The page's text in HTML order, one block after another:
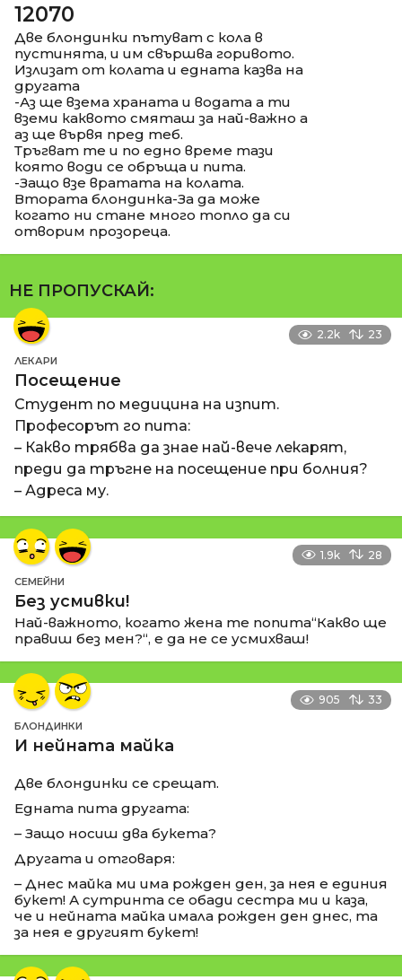
12070
Две блондинки пътуват с кола в
пустинята, и им свършва горивото.
Излизат от колата и едната казва на
другата
-Аз ще взема храната и водата а ти
вземи каквото смяташ за най-важно а
аз ще вървя пред теб.
Тръгват те и по едно време тази
която води се обръща и пита.
-Защо взе вратата на колата.
Втората блондинка-За да може
когато ни стане много топло да си
отворим прозореца.
НЕ ПРОПУСКАЙ:
2.2k 23
ЛЕКАРИ
Посещение
Студент по медицина на изпит.
Професорът го пита:
– Какво трябва да знае най-вече лекарят,
преди да тръгне на посещение при болния?
– Адреса му.
1.9k 28
СЕМЕЙНИ
Без усмивки!
Най-важното, когато жена те попита“Какво ще
правиш без мен?“, е да не се усмихваш!
905 33
БЛОНДИНКИ
И нейната майка
Две блондинки се срещат.
Едната пита другата:
– Защо носиш два букета?
Другата и отговаря:
– Днес майка ми има рожден ден, за нея е единия
букет! А сутринта се обади сестра ми и каза,
че и нейната майка имала рожден ден днес, та
за нея е другият букет!